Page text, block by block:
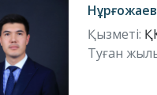
Қызметі:
Туған